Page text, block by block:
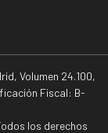
Volumen 24.100,
Fiscal: B-
los derechos